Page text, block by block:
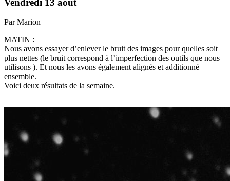
Par Marion
MATIN :
Nous avons essayer d’enlever le bruit des images pour quelles soit
plus nettes (le bruit correspond à l’imperfection des outils que nous
utilisons ). Et nous les avons également alignés et additionné
ensemble.
Voici deux résultats de la semaine.